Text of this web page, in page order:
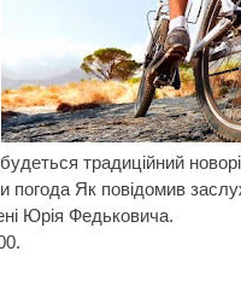
традиційний
погода Як повідомив
Юрія Федьковича.